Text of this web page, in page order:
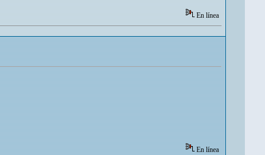
En línea
En línea